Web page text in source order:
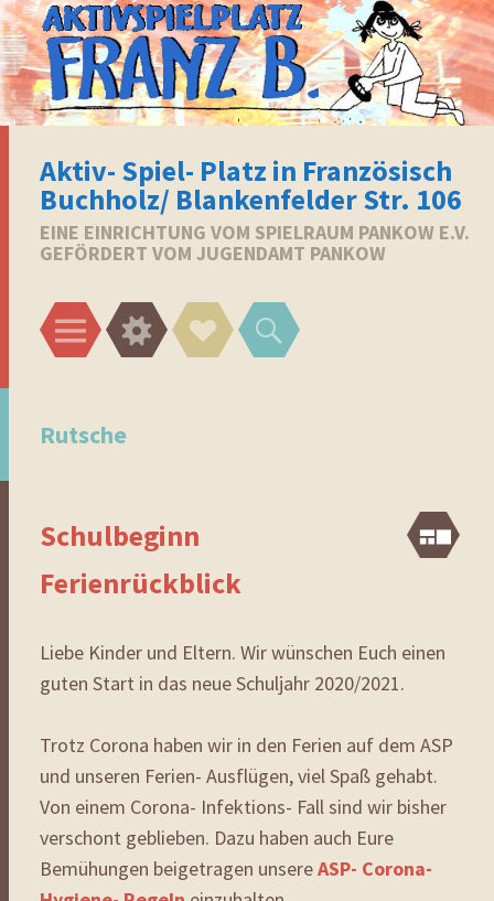
Aktiv- Spiel- Platz in Französisch
Buchholz/ Blankenfelder Str. 106
EINE EINRICHTUNG VOM SPIELRAUM PANKOW E.V.
GEFÖRDERT VOM JUGENDAMT PANKOW
Menü WidgetsSocial-
Links
Suchen
Rutsche
Schulbeginn
Ferienrückblick
Liebe Kinder und Eltern. Wir wünschen Euch einen
guten Start in das neue Schuljahr 2020/2021.
Trotz Corona haben wir in den Ferien auf dem ASP
und unseren Ferien- Ausflügen, viel Spaß gehabt.
Von einem Corona- Infektions- Fall sind wir bisher
verschont geblieben. Dazu haben auch Eure
Bemühungen beigetragen unsereASP- Corona-